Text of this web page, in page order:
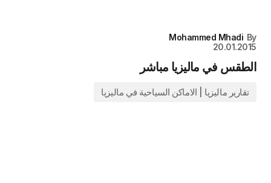
By
Mohammed Mhadi
20.01.2015
الطقس في ماليزيا مباشر
تقارير ماليزيا | الاماكن السياحية في ماليزيا